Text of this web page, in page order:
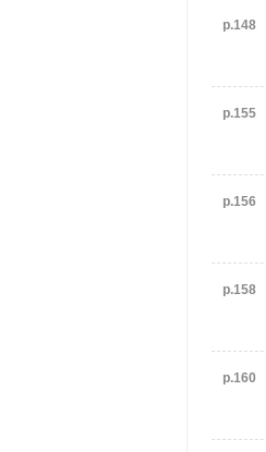
p.148
p.155
p.156
p.158
p.160